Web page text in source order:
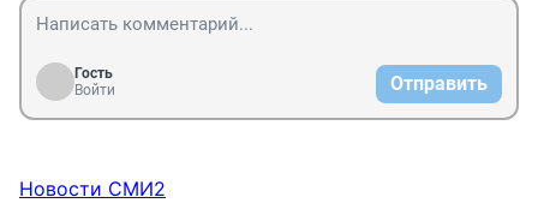
Гость
Войти
Отправить
Новости СМИ2